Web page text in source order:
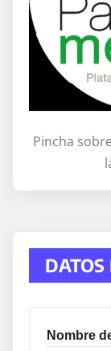
Pincha
DATOS
Nombre